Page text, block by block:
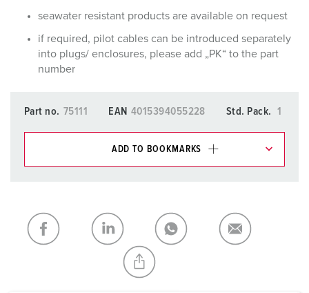
seawater resistant products are available on request
if required, pilot cables can be introduced separately
into plugs/ enclosures, please add „PK“ to the part
number
Part no. 75111 EAN 4015394055228 Std. Pack. 1
ADD TO BOOKMARKS
My list ADD
CREATE A NEW LIST